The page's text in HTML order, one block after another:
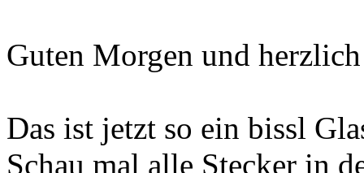
Guten Morgen und
Das ist jetzt so ein bissl
Schau mal alle Stecker in